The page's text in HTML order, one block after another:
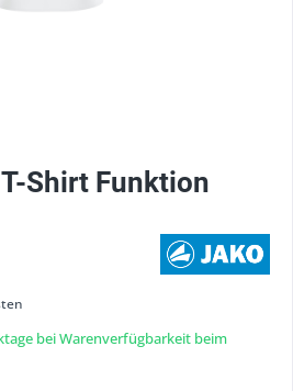
Shirt Funktion
bei Warenverfügbarkeit beim